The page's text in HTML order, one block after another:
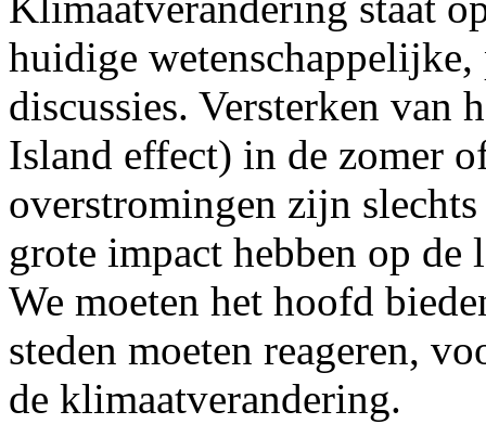
huidige
discussies. Versterken van
Island effect) in de zomer
overstromingen zijn
grote impact hebben op de
We moeten het hoofd
steden moeten reageren,
de klimaatverandering.